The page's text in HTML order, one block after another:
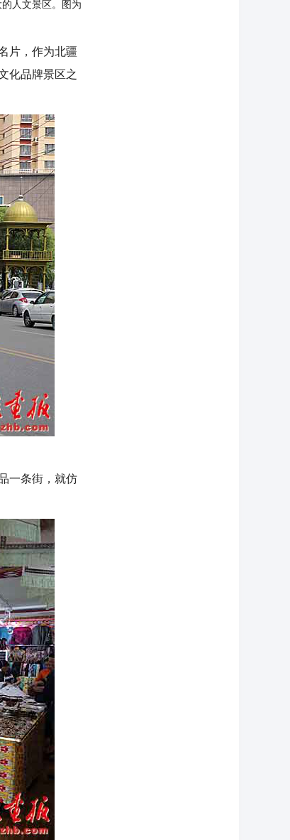
人文景区。图为
片，作为北疆
化品牌景区之
一条街，就仿